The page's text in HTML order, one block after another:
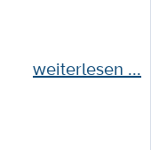
weiterlesen ...